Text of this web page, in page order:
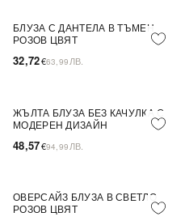
ПОСЛЕДНА БРОЙКА
БЛУЗА С ДАНТЕЛА В ТЪМЕН
РОЗОВ ЦВЯТ
32,72€63,99 ЛВ.
ПОСЛЕДНА БРОЙКА
ЖЪЛТА БЛУЗА БЕЗ КАЧУЛКА С
МОДЕРЕН ДИЗАЙН
48,57€94,99 ЛВ.
ПОСЛЕДНА БРОЙКА
ОВЕРСАЙЗ БЛУЗА В СВЕТЛО
РОЗОВ ЦВЯТ